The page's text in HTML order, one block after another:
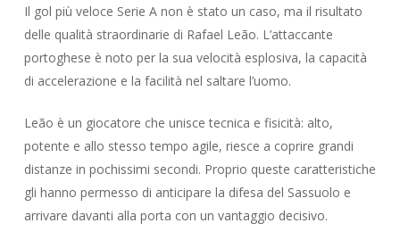
Il gol più veloce Serie A non è stato un caso, ma il risultato
delle qualità straordinarie di Rafael Leão. L’attaccante
portoghese è noto per la sua velocità esplosiva, la capacità
di accelerazione e la facilità nel saltare l’uomo.
Leão è un giocatore che unisce tecnica e fisicità: alto,
potente e allo stesso tempo agile, riesce a coprire grandi
distanze in pochissimi secondi. Proprio queste caratteristiche
gli hanno permesso di anticipare la difesa del Sassuolo e
arrivare davanti alla porta con un vantaggio decisivo.